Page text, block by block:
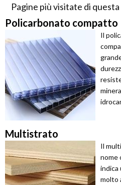
Pagine più visitate di
Policarbonato compatto
Il
Multistrato
Il
nome
indica
molto